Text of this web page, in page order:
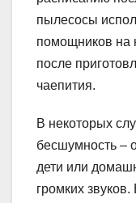
пылесосы
помощников на
после
чаепития.
В некоторых
бесшумность –
дети или
громких